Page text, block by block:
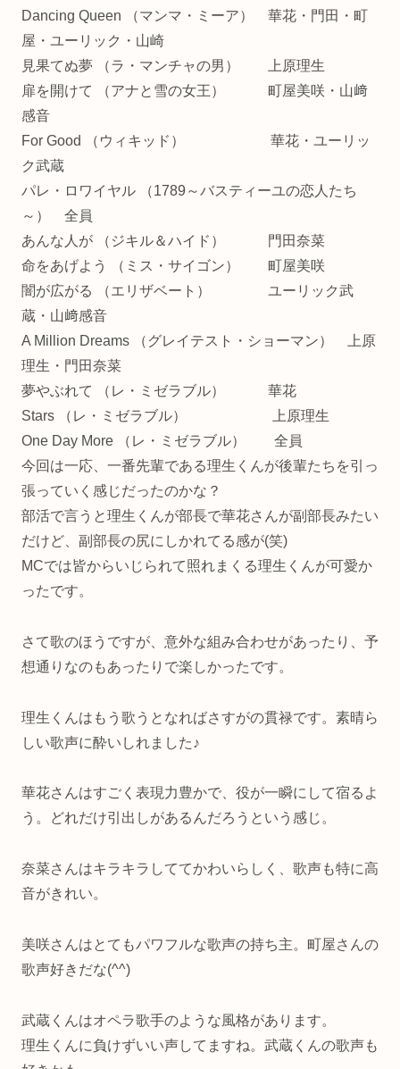
Dancing Queen （マンマ・ミーア） 華花・門田・町
屋・ユーリック・山崎
見果てぬ夢 （ラ・マンチャの男） 上原理生
扉を開けて （アナと雪の女王） 町屋美咲・山﨑
感音
For Good （ウィキッド） 華花・ユーリッ
ク武蔵
パレ・ロワイヤル （1789～バスティーユの恋人たち
～） 全員
あんな人が （ジキル＆ハイド） 門田奈菜
命をあげよう （ミス・サイゴン） 町屋美咲
闇が広がる （エリザベート） ユーリック武
蔵・山﨑感音
A Million Dreams （グレイテスト・ショーマン） 上原
理生・門田奈菜
夢やぶれて （レ・ミゼラブル） 華花
Stars （レ・ミゼラブル） 上原理生
One Day More （レ・ミゼラブル） 全員
今回は一応、一番先輩である理生くんが後輩たちを引っ
張っていく感じだったのかな？
部活で言うと理生くんが部長で華花さんが副部長みたい
だけど、副部長の尻にしかれてる感が(笑)
MCでは皆からいじられて照れまくる理生くんが可愛か
ったです。
さて歌のほうですが、意外な組み合わせがあったり、予
想通りなのもあったりで楽しかったです。
理生くんはもう歌うとなればさすがの貫禄です。素晴ら
しい歌声に酔いしれました♪
華花さんはすごく表現力豊かで、役が一瞬にして宿るよ
う。どれだけ引出しがあるんだろうという感じ。
奈菜さんはキラキラしててかわいらしく、歌声も特に高
音がきれい。
美咲さんはとてもパワフルな歌声の持ち主。町屋さんの
歌声好きだな(^^)
武蔵くんはオペラ歌手のような風格があります。
理生くんに負けずいい声してますね。武蔵くんの歌声も